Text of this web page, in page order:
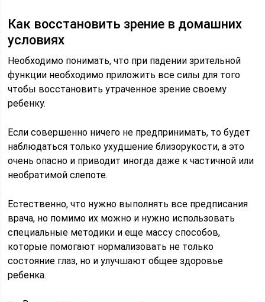
Как восстановить зрение в домашних
условиях
Необходимо понимать, что при падении зрительной
функции необходимо приложить все силы для того
чтобы восстановить утраченное зрение своему
ребенку.
Если совершенно ничего не предпринимать, то будет
наблюдаться только ухудшение близорукости, а это
очень опасно и приводит иногда даже к частичной или
необратимой слепоте.
Естественно, что нужно выполнять все предписания
врача, но помимо их можно и нужно использовать
специальные методики и еще массу способов,
которые помогают нормализовать не только
состояние глаз, но и улучшают общее здоровье
ребенка.